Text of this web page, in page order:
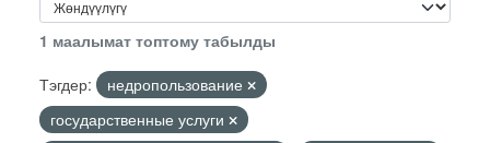
1 маалымат топтому табылды
Тэгдер:
недропользование
государственные услуги